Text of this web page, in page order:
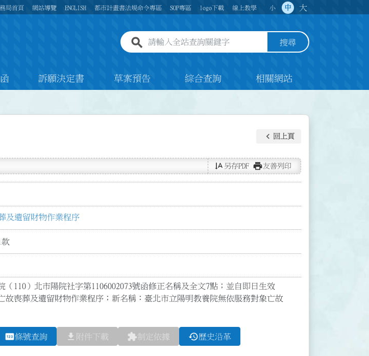
局首頁 網站導覽 ENGLISH 都市計畫書法規命令專區 SOP專區 logo下載 線上教學 小 中 大
全站查詢關鍵字欄位 搜尋
訴願決定書 草案預告 綜合查詢 相關網站
keyboard_arrow_left 回上頁
text_rotate_vertical 另存PDF print友善列印
及遺留財物作業程序
款
（110）北市陽院社字第1106002073號函修正名稱及全文7點；並自即日生效
故喪葬及遺留財物作業程序；新名稱：臺北市立陽明教養院無依服務對象亡故
pin條號查詢 file_download 附件下載 extension制定依據 history歷史沿革